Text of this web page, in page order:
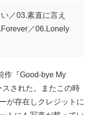
／03.素直に言え
／06.Lonely
作『Good-bye My
された。またこの時
が存在しクレジットに